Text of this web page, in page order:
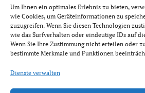
Um Ihnen ein optimales Erlebnis zu bieten,
wie Cookies, um Geräteinformationen zu
zuzugreifen. Wenn Sie diesen Technologien
wie das Surfverhalten oder eindeutige IDs auf
Wenn Sie Ihre Zustimmung nicht erteilen oder
bestimmte Merkmale und Funktionen
Dienste verwalten
BIBELVERS DES TAGES
Trachtet nach dem, was droben ist,
was auf Erden ist.